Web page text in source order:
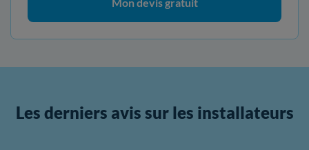
Les derniers avis sur les installateurs